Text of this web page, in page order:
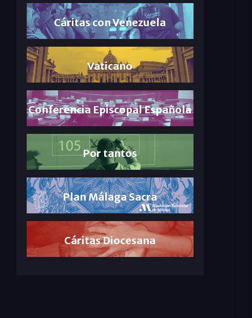
Cáritas con Venezuela
Vaticano
Conferencia Episcopal Española
Por tantos
Plan Málaga Sacra
Cáritas Diocesana